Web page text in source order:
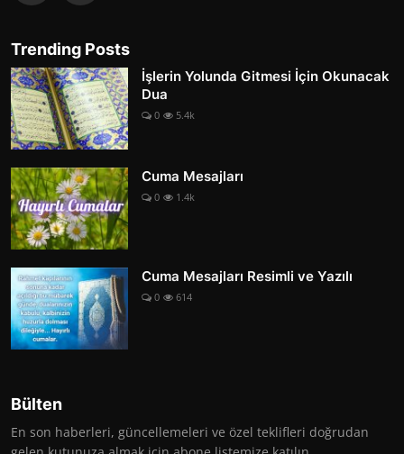
Trending Posts
İşlerin Yolunda Gitmesi İçin Okunacak
Dua
0 5.4k
Cuma Mesajları
0 1.4k
Cuma Mesajları Resimli ve Yazılı
0 614
Bülten
En son haberleri, güncellemeleri ve özel teklifleri doğrudan